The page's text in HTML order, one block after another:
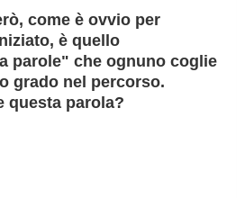
come è ovvio per
è quello
parole" che ognuno coglie
grado nel percorso.
questa parola?